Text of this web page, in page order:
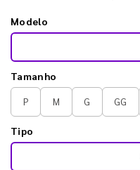
Modelo
Tamanho
P M G GG
Tipo